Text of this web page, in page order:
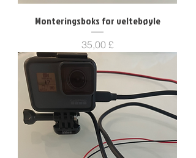
Monteringsboks for veltebøyle
Pris
35,00 £